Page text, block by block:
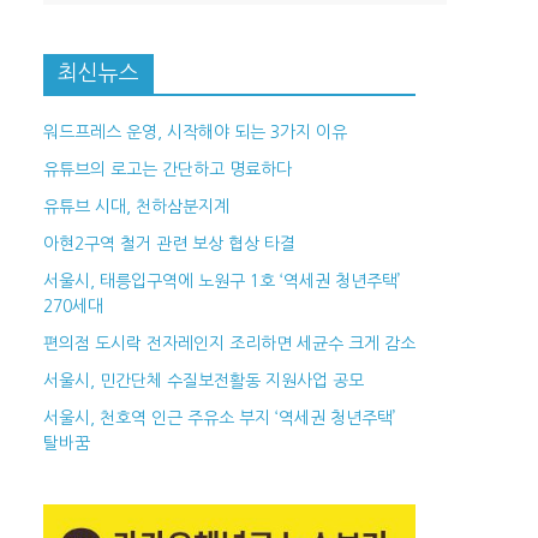
최신뉴스
워드프레스 운영, 시작해야 되는 3가지 이유
유튜브의 로고는 간단하고 명료하다
유튜브 시대, 천하삼분지계
아현2구역 철거 관련 보상 협상 타결
서울시, 태릉입구역에 노원구 1호 ‘역세권 청년주택’
270세대
편의점 도시락 전자레인지 조리하면 세균수 크게 감소
서울시, 민간단체 수질보전활동 지원사업 공모
서울시, 천호역 인근 주유소 부지 ‘역세권 청년주택’
탈바꿈